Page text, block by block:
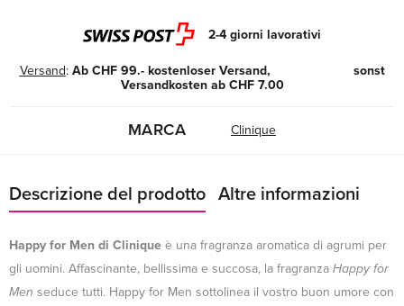
2-4 giorni lavorativi
Versand: Ab CHF 99.- kostenloser Versand, sonst
Versandkosten ab CHF 7.00
MARCA Clinique
Descrizione del prodotto Altre informazioni
Happy for Men di Clinique è una fragranza aromatica di agrumi per
gli uomini. Affascinante, bellissima e succosa, la fragranza Happy for
Men seduce tutti. Happy for Men sottolinea il vostro buon umore con